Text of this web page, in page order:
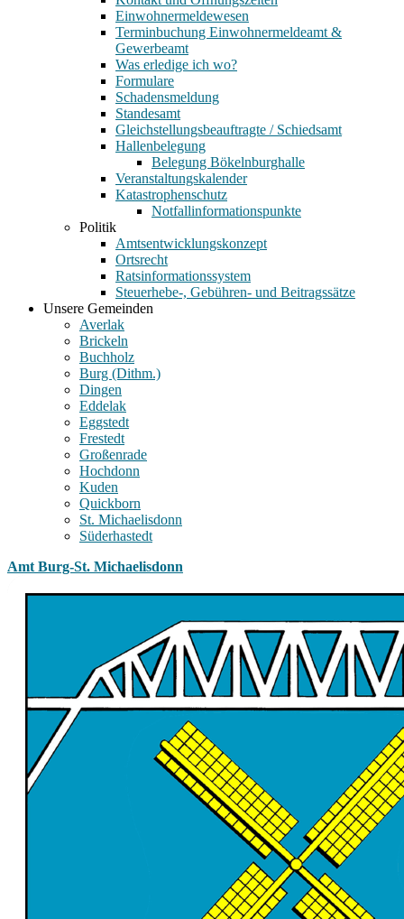
Einwohnermeldewesen
Terminbuchung Einwohnermeldeamt &
Gewerbeamt
Was erledige ich wo?
Formulare
Schadensmeldung
Standesamt
Gleichstellungsbeauftragte / Schiedsamt
Hallenbelegung
Belegung Bökelnburghalle
Veranstaltungskalender
Katastrophenschutz
Notfallinformationspunkte
Politik
Amtsentwicklungskonzept
Ortsrecht
Ratsinformationssystem
Steuerhebe-, Gebühren- und Beitragssätze
Unsere Gemeinden
Averlak
Brickeln
Buchholz
Burg (Dithm.)
Dingen
Eddelak
Eggstedt
Frestedt
Großenrade
Hochdonn
Kuden
Quickborn
St. Michaelisdonn
Süderhastedt
Amt Burg-St. Michaelisdonn